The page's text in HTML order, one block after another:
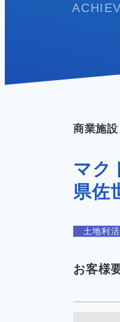
商業施設
マク
県佐
土地利活
お客様